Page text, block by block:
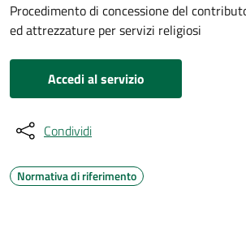
Procedimento di concessione del
ed attrezzature per servizi religiosi
Accedi al servizio
Condividi
Normativa di riferimento